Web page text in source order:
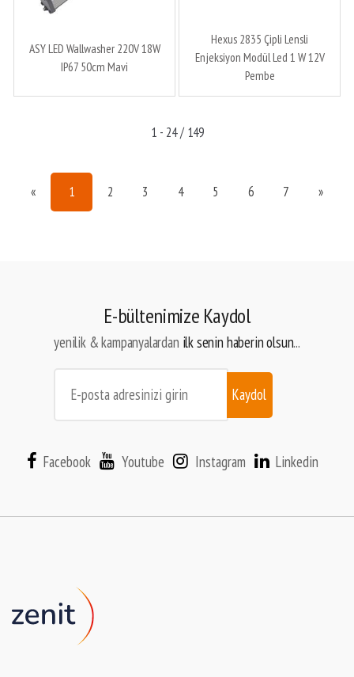
ASY LED Wallwasher 220V 18W
IP67 50cm Mavi
Hexus 2835 Çipli Lensli
Enjeksiyon Modül Led 1 W 12V
Pembe
1 - 24 / 149
« 1 2 3 4 5 6 7 »
E-bültenimize Kaydol
yenilik & kampanyalardan ilk senin haberin olsun...
Kaydol
Facebook Youtube Instagram Linkedin